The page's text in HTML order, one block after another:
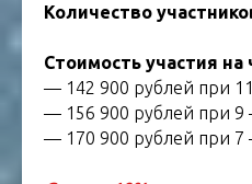
Количество
Стоимость участия на
— 142 900 рублей при
— 156 900 рублей при 9
— 170 900 рублей при 7